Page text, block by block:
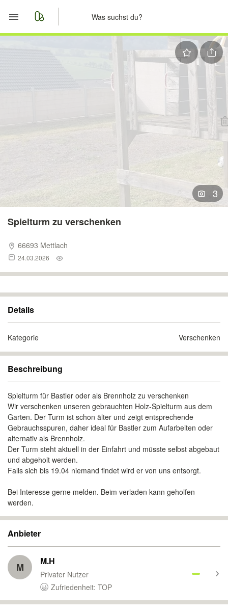
Anzeige aufgeben
3
Spielturm zu verschenken
66693 Mettlach
24.03.2026
Details
Kategorie Verschenken
Beschreibung
Spielturm für Bastler oder als Brennholz zu verschenken
Wir verschenken unseren gebrauchten Holz-Spielturm aus dem
Garten. Der Turm ist schon älter und zeigt entsprechende
Gebrauchsspuren, daher ideal für Bastler zum Aufarbeiten oder
alternativ als Brennholz.
Der Turm steht aktuell in der Einfahrt und müsste selbst abgebaut
und abgeholt werden.
Falls sich bis 19.04 niemand findet wird er von uns entsorgt.
Bei Interesse gerne melden. Beim verladen kann geholfen
werden.
Anbieter
M M.H
Privater Nutzer
Zufriedenheit: TOP